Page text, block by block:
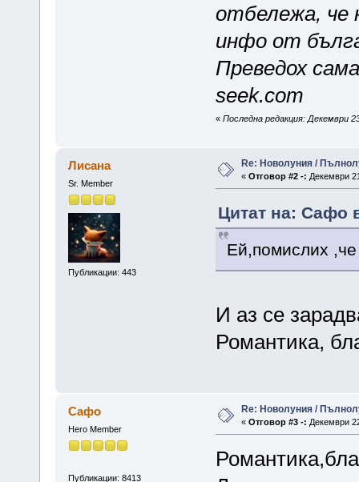
отбележа, че
инфо от
Преведох
seek.com
« Последна редакция: Декември
Лисана
Sr. Member
Публикации: 443
Re: Новолуния /
« Отговор #2 -: Декември
Цитат на: Сафо
Ей,помислих
И аз се
Романтика,
Сафо
Hero Member
Публикации: 8413
Re: Новолуния /
« Отговор #3 -: Декември